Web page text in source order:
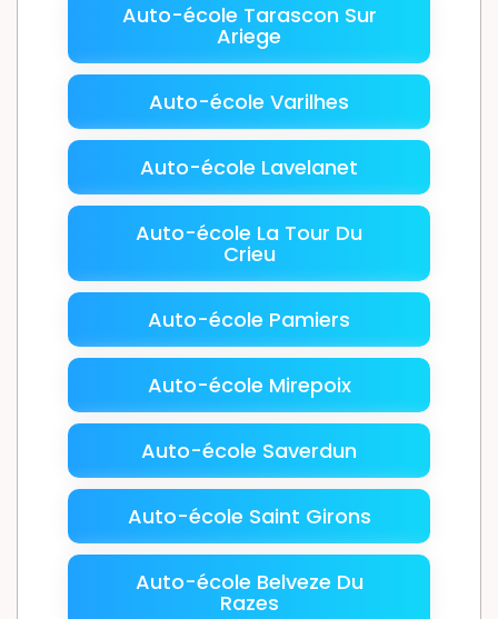
Auto-école Tarascon Sur
Ariege
Auto-école Varilhes
Auto-école Lavelanet
Auto-école La Tour Du
Crieu
Auto-école Pamiers
Auto-école Mirepoix
Auto-école Saverdun
Auto-école Saint Girons
Auto-école Belveze Du
Razes